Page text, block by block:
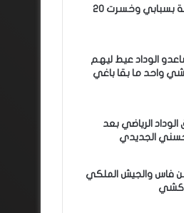
أيت منا: “الوداد اليوم عايشة بسبابي وخسرت 20
الوداد عيط ليهم
واحد ما بقا باغي
الوداد الرياضي بعد
الجديدي
فاس والجيش الملكي